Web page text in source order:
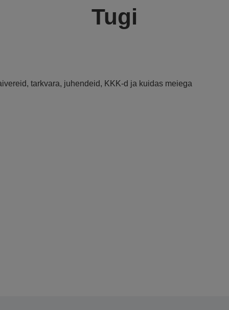
Tugi
tarkvara, juhendeid, KKK-d ja kuidas meiega